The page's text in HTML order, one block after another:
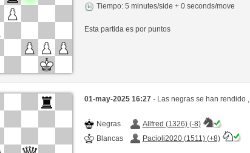
Tiempo: 5 minutes/side + 0 seconds/move
Esta partida es por puntos
01-may-2025 16:27 - Las negras se han rendido ,
Negras
Allfred (1326) (-8)
Blancas
Pacioli2020 (1511) (+8)